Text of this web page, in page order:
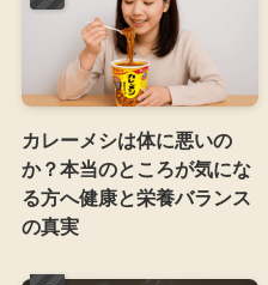
カレーメシは体に悪いの
か？本当のところが気にな
る方へ健康と栄養バランス
の真実